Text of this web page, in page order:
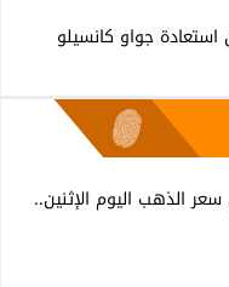
جواو كانسيلو
الذهب اليوم الإثنين..